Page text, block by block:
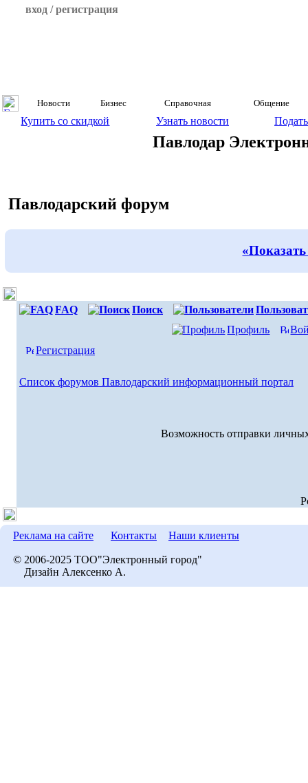
вход / регистрация
Новости Бизнес Справочная Общение
Купить со скидкой Узнать новости
Павлодар
Павлодарский форум
FAQ Поиск
Профиль
Регистрация
Список форумов Павлодарский информационный портал
Возможность отправки
Реклама на сайте Контакты Наши клиенты
© 2006-2025 ТОО"Электронный город"
Дизайн Алексенко А.